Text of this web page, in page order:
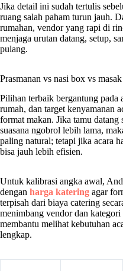
Jika detail ini sudah tertulis
ruang salah paham turun jauh.
rumahan, vendor yang rapi di
menjaga urutan datang, setup,
pulang.
Prasmanan vs nasi box vs
Pilihan terbaik bergantung pada
rumah, dan target kenyamanan
format makan. Jika tamu datang
suasana ngobrol lebih lama,
paling natural; tetapi jika acara
bisa jauh lebih efisien.
Untuk kalibrasi angka awal,
dengan harga katering agar
terpisah dari biaya catering
menimbang vendor dan kategori
membantu melihat kebutuhan
lengkap.